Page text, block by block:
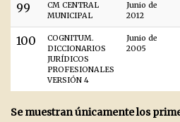
99
CM CENTRAL
MUNICIPAL
Junio de
2012
100
COGNITUM.
DICCIONARIOS
JURÍDICOS
PROFESIONALES
VERSIÓN 4
Junio de
2005
Se muestran únicamente los